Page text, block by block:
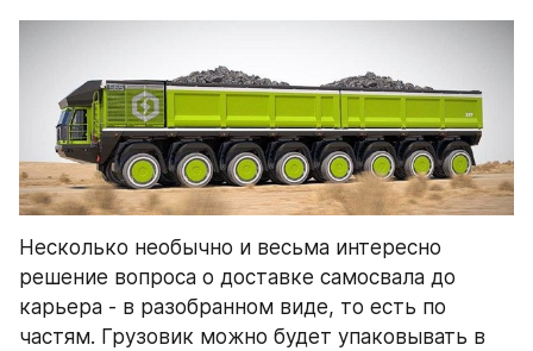
Несколько необычно и весьма интересно
решение вопроса о доставке самосвала до
карьера - в разобранном виде, то есть по
частям. Грузовик можно будет упаковывать в